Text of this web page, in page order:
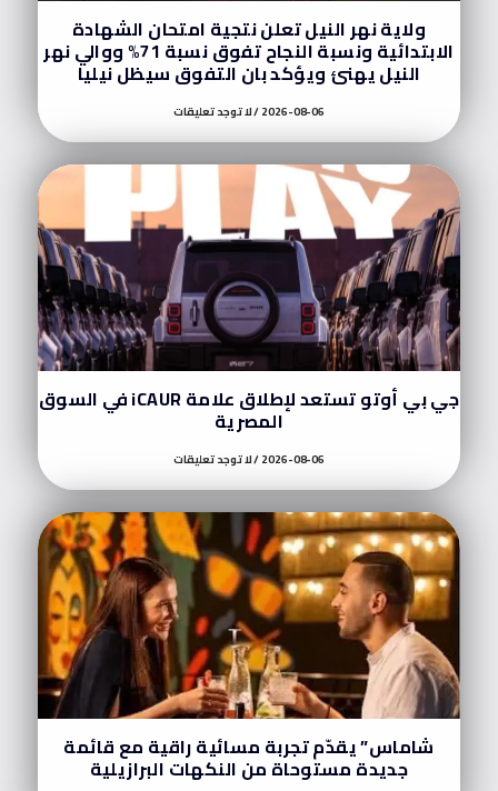
ولاية نهر النيل تعلن نتجية امتحان الشهادة
الابتدائية ونسبة النجاح تفوق نسبة 71% ووالي نهر
النيل يهنئ ويؤكد بان التفوق سيظل نيليا
2026-08-06 لا توجد تعليقات
جي بي أوتو تستعد لإطلاق علامة iCAUR في السوق
المصرية
2026-08-06 لا توجد تعليقات
شاماس” يقدّم تجربة مسائية راقية مع قائمة
جديدة مستوحاة من النكهات البرازيلية